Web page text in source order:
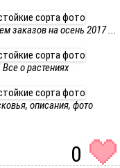
заказов на осень 2017 ...
о растениях
описания, фото
0